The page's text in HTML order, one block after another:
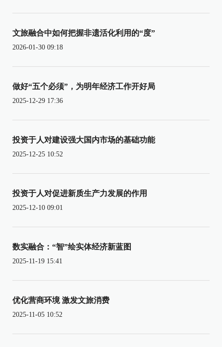
文旅融合中如何把握非遗活化利用的“度”
2026-01-30 09:18
做好“五个必须”，为明年经济工作开好局
2025-12-29 17:36
投资于人对建设强大国内市场的基础功能
2025-12-25 10:52
投资于人对促进新质生产力发展的作用
2025-12-10 09:01
数实融合：“智”绘实体经济新蓝图
2025-11-19 15:41
优化营商环境 激发文旅消费
2025-11-05 10:52